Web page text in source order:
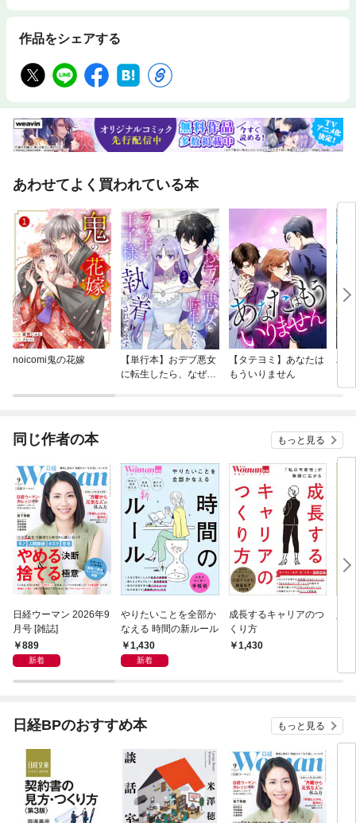
作品をシェアする
あわせてよく買われている本
noicomi鬼の花嫁
【単行本】おデブ悪女
に転生したら、なぜか
【タテヨミ】あなたは
もういりません
バ
今
同じ作者の本 もっと見る
日経ウーマン 2026年9
月号 [雑誌]
889
新着
やりたいことを全部か
なえる 時間の新ルール
1,430
新着
成長するキャリアのつ
くり方
1,430
日経BPのおすすめ本 もっと見る